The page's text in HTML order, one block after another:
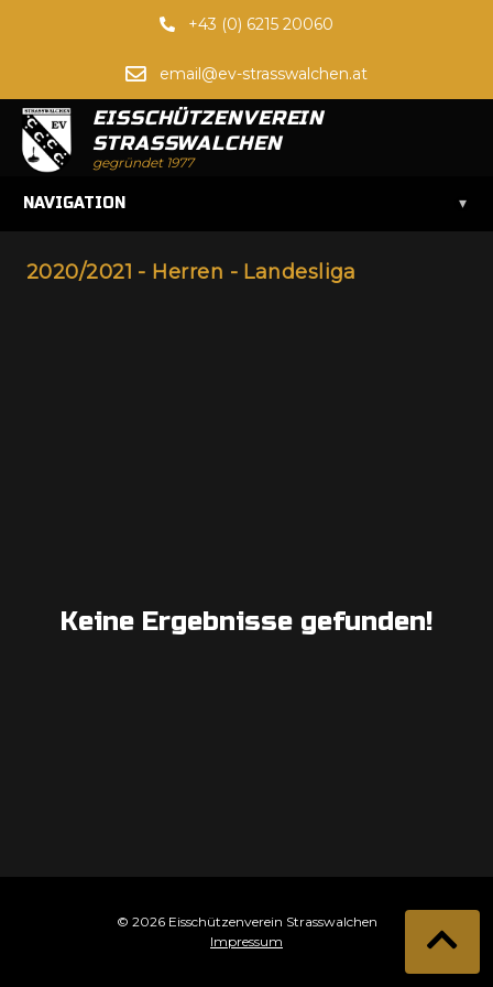
+43 (0) 6215 20060
email@ev-strasswalchen.at
EISSCHÜTZENVEREIN
STRASSWALCHEN
gegründet 1977
NAVIGATION ▾
2020/2021 - Herren - Landesliga
Keine Ergebnisse gefunden!
© 2026 Eisschützenverein Strasswalchen
Impressum